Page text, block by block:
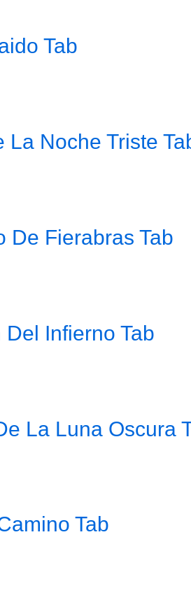
Tab
La Noche Triste
De Fierabras Tab
Infierno Tab
La Luna Oscura
Tab